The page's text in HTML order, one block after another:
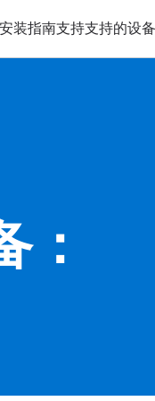
安装指南支持支持的设备
：